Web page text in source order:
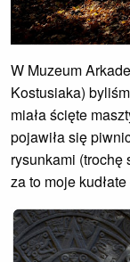
W Muzeum
Kostusiaka)
miała ścięte
pojawiła się
rysunkami (trochę
za to moje